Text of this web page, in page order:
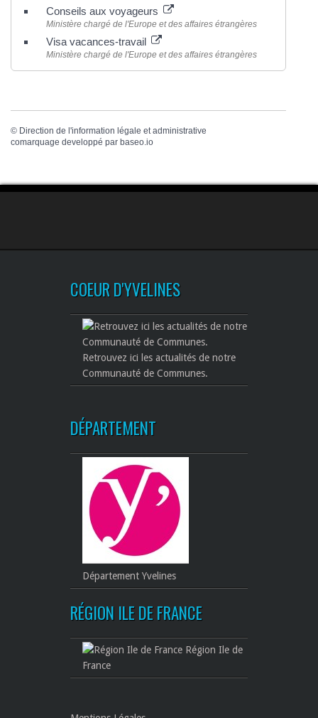
Conseils aux voyageurs
Ministère chargé de l'Europe et des affaires étrangères
Visa vacances-travail
Ministère chargé de l'Europe et des affaires étrangères
© Direction de l'information légale et administrative
comarquage developpé par baseo.io
COEUR D'YVELINES
Retrouvez ici les actualités de notre
Communauté de Communes.
DÉPARTEMENT
Département Yvelines
RÉGION ILE DE FRANCE
Région Ile de
France